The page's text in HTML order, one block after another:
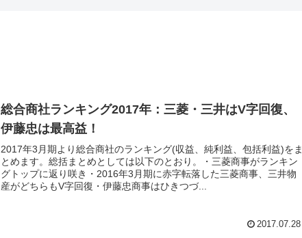
総合商社ランキング2017年：三菱・三井はV字回復、
伊藤忠は最高益！
2017年3月期より総合商社のランキング(収益、純利益、包括利益)をま
とめます。総括まとめとしては以下のとおり。・三菱商事がランキン
グトップに返り咲き・2016年3月期に赤字転落した三菱商事、三井物
産がどちらもV字回復・伊藤忠商事はひきつづ...
2017.07.28